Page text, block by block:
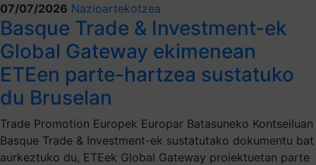
07/07/2026 Nazioartekotzea
Basque Trade & Investment-ek
Global Gateway ekimenean
ETEen parte-hartzea sustatuko
du Bruselan
Trade Promotion Europek Europar Batasuneko Kontseiluan
Basque Trade & Investment-ek sustatutako dokumentu bat
aurkeztuko du, ETEek Global Gateway proiektuetan parte